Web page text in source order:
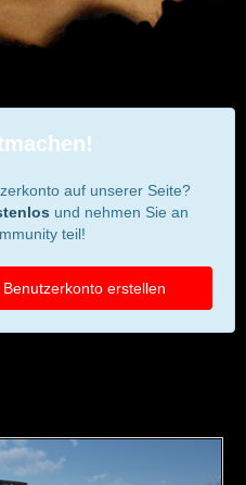
auf unserer Seite?
und nehmen Sie an
teil!
Benutzerkonto erstellen